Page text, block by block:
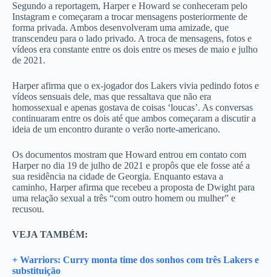
Segundo a reportagem, Harper e Howard se conheceram pelo
Instagram e começaram a trocar mensagens posteriormente de
forma privada. Ambos desenvolveram uma amizade, que
transcendeu para o lado privado. A troca de mensagens, fotos e
vídeos era constante entre os dois entre os meses de maio e julho
de 2021.
Harper afirma que o ex-jogador dos Lakers vivia pedindo fotos e
vídeos sensuais dele, mas que ressaltava que não era
homossexual e apenas gostava de coisas ‘loucas’. As conversas
continuaram entre os dois até que ambos começaram a discutir a
ideia de um encontro durante o verão norte-americano.
Os documentos mostram que Howard entrou em contato com
Harper no dia 19 de julho de 2021 e propôs que ele fosse até a
sua residência na cidade de Georgia. Enquanto estava a
caminho, Harper afirma que recebeu a proposta de Dwight para
uma relação sexual a três “com outro homem ou mulher” e
recusou.
VEJA TAMBÉM:
+ Warriors: Curry monta time dos sonhos com três Lakers e
substituição